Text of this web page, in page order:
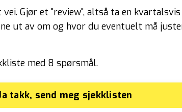
Gjør et "review", altså ta en kvartalsvis
ut av om og hvor du eventuelt må
med 8 spørsmål.
takk, send meg sjekklisten